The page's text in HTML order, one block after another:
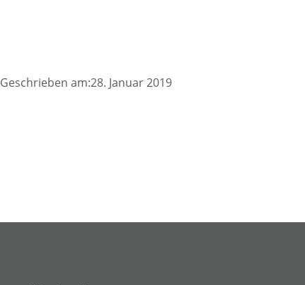
Geschrieben am:28. Januar 2019